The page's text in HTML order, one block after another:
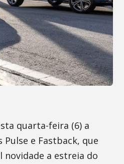
quarta-feira (6) a
Pulse e Fastback, que
a estreia do